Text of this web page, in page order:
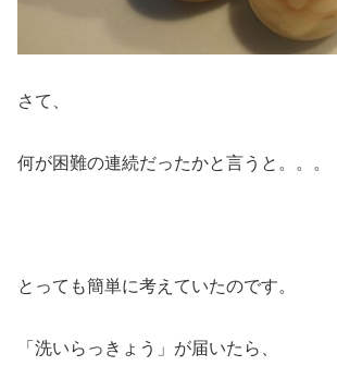
さて、
何が困難の連続だったかと言うと。。。
とっても簡単に考えていたのです。
「洗いらっきょう」が届いたら、